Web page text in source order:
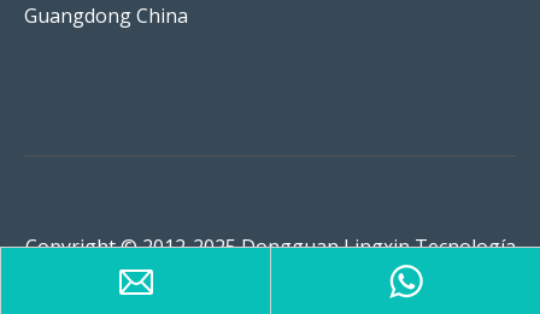
Guangdong China
Copyright © 2012-2025 Dongguan Lingxin Tecnología